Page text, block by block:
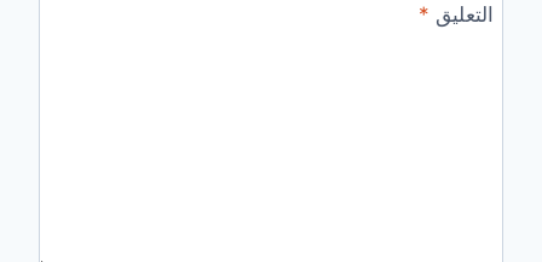
التعليق *